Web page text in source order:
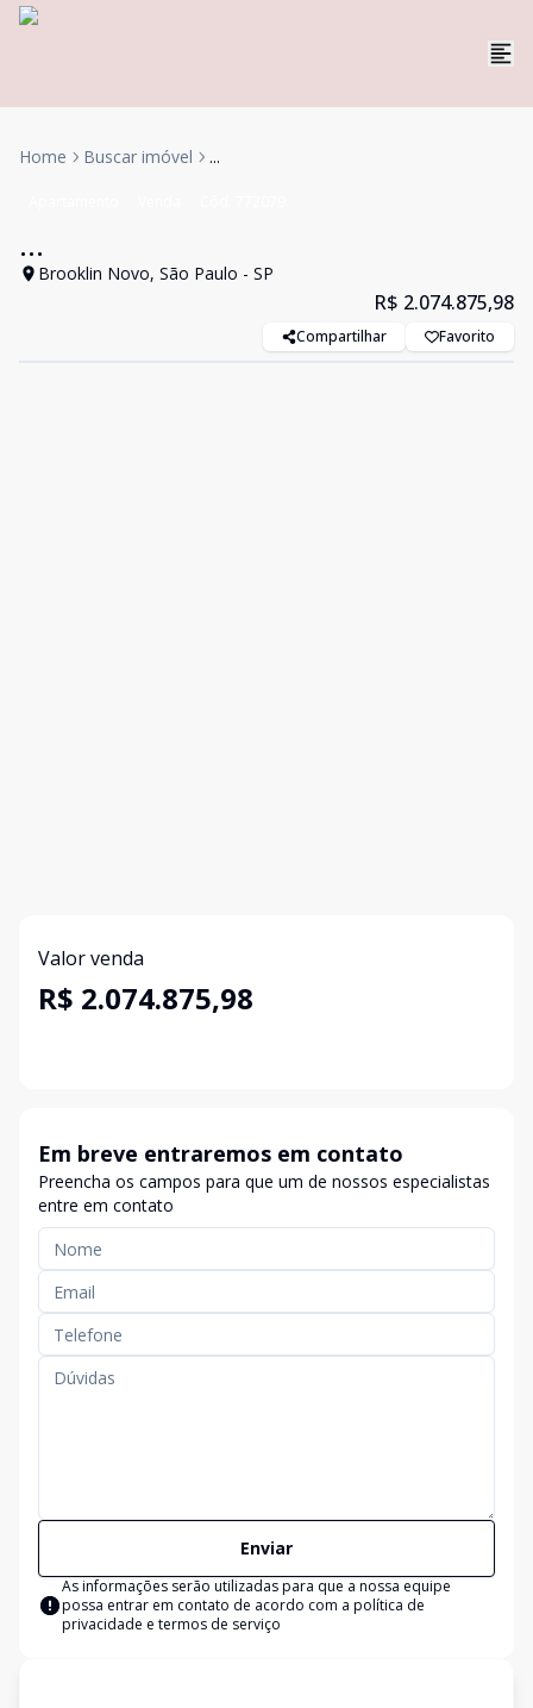
Home Buscar imóvel ...
...
Brooklin Novo, São Paulo - SP
R$ 2.074.875,98
Compartilhar Favorito
Valor venda
R$ 2.074.875,98
Em breve entraremos em contato
Preencha os campos para que um de nossos especialistas
entre em contato
Enviar
As informações serão utilizadas para que a nossa equipe
possa entrar em contato de acordo com a política de
privacidade e termos de serviço